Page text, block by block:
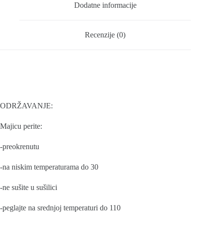
Dodatne informacije
Recenzije (0)
ODRŽAVANJE:
Majicu perite:
-preokrenutu
-na niskim temperaturama do 30
-ne sušite u sušilici
-peglajte na srednjoj temperaturi do 110